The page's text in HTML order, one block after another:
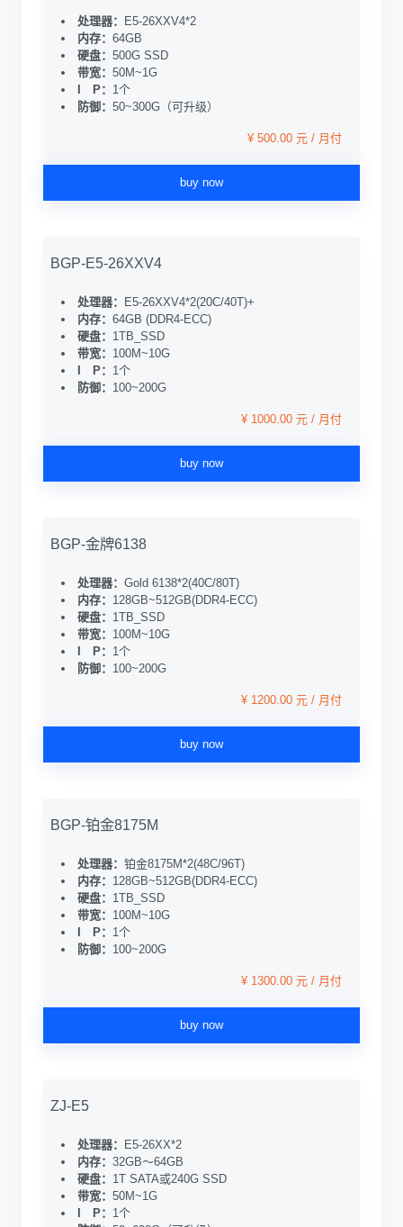
处理器：
E5-26XXV4*2
内存： 64GB
硬盘： 500G SSD
带宽： 50M~1G
I P： 1个
防御： 50~300G（可升级）
¥ 500.00 元 / 月付
buy now
BGP-E5-26XXV4
处理器：
E5-26XXV4*2(20C/40T)+
内存： 64GB (DDR4-ECC)
硬盘： 1TB_SSD
带宽： 100M~10G
I P： 1个
防御： 100~200G
¥ 1000.00 元 / 月付
buy now
BGP-金牌6138
处理器： Gold 6138*2(40C/80T)
内存： 128GB~512GB(DDR4-ECC)
硬盘： 1TB_SSD
带宽： 100M~10G
I P： 1个
防御： 100~200G
¥ 1200.00 元 / 月付
buy now
BGP-铂金8175M
处理器： 铂金8175M*2(48C/96T)
内存： 128GB~512GB(DDR4-ECC)
硬盘： 1TB_SSD
带宽： 100M~10G
I P： 1个
防御： 100~200G
¥ 1300.00 元 / 月付
buy now
ZJ-E5
处理器：
E5-26XX*2
内存： 32GB～64GB
硬盘： 1T SATA或240G SSD
带宽： 50M~1G
I P： 1个